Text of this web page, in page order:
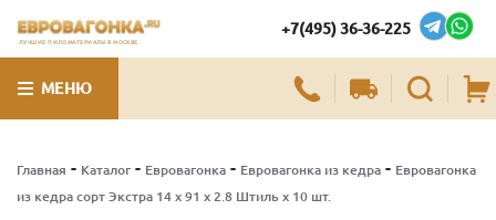
ЛУЧШИЕ ПИЛОМАТЕРИАЛЫ В МОСКВЕ
+7(495) 36-36-225
МЕНЮ
Главная - Каталог - Евровагонка - Евровагонка из кедра - Евровагонка
из кедра сорт Экстра 14 x 91 x 2.8 Штиль x 10 шт.